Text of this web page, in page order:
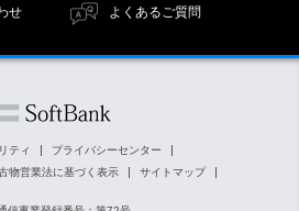
せ よくあるご質問
ティ
プライバシーセンター
物営業法に基づく表示 サイトマップ